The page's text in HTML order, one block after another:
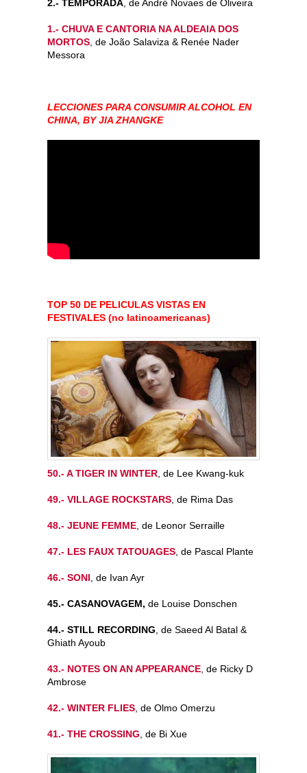
2.- TEMPORADA , de André Novaes de Oliveira
1.- CHUVA E CANTORIA NA ALDEAIA DOS
MORTOS , de João Salaviza & Renée Nader
Messora
LECCIONES PARA CONSUMIR ALCOHOL EN
CHINA, BY JIA ZHANGKE
TOP 50 DE PELICULAS VISTAS EN
FESTIVALES (no latinoamericanas)
50.- A TIGER IN WINTER , de Lee Kwang-kuk
49.- VILLAGE ROCKSTARS , de Rima Das
48.- JEUNE FEMME , de Leonor Serraille
47.- LES FAUX TATOUAGES , de Pascal Plante
46.- SONI , de Ivan Ayr
45.- CASANOVAGEM, de Louise Donschen
44.- STILL RECORDING , de Saeed Al Batal &
Ghiath Ayoub
43.- NOTES ON AN APPEARANCE , de Ricky D
Ambrose
42.- WINTER FLIES , de Olmo Omerzu
41.- THE CROSSING , de Bi Xue